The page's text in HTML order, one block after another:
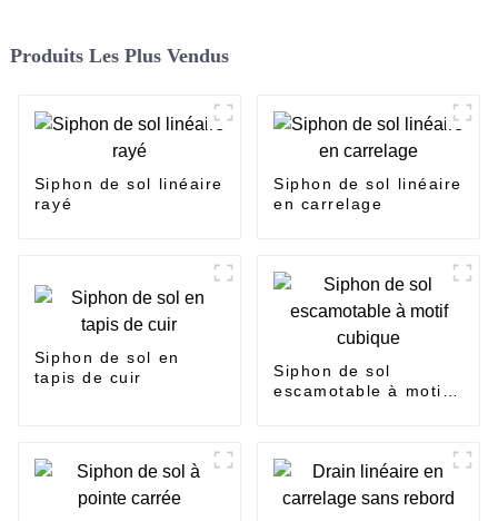
Produits Les Plus Vendus
Siphon de sol linéaire
rayé
Siphon de sol linéaire
en carrelage
Siphon de sol en
tapis de cuir
Siphon de sol
escamotable à motif